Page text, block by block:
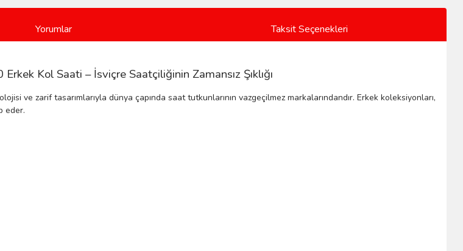
Yorumlar Taksit Seçenekleri
Kol Saati – İsviçre Saatçiliğinin Zamansız Şıklığı
ve zarif tasarımlarıyla dünya çapında saat tutkunlarının vazgeçilmez markalarındandır. Erkek koleksiyonları,
eder.